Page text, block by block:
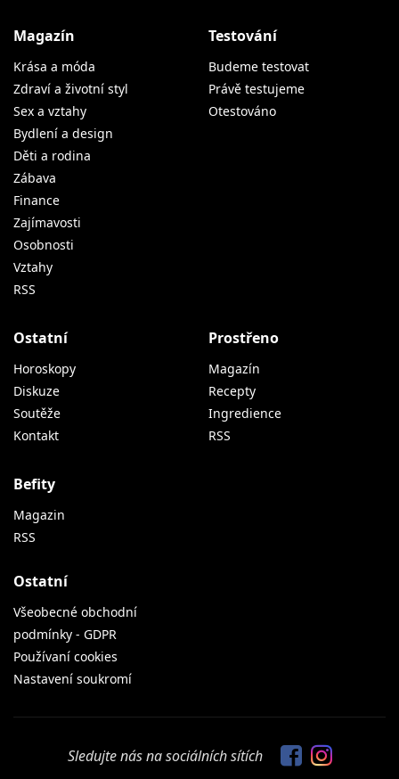
Magazín
Krása a móda
Zdraví a životní styl
Sex a vztahy
Bydlení a design
Děti a rodina
Zábava
Finance
Zajímavosti
Osobnosti
Vztahy
RSS
Testování
Budeme testovat
Právě testujeme
Otestováno
Ostatní
Horoskopy
Diskuze
Soutěže
Kontakt
Prostřeno
Magazín
Recepty
Ingredience
RSS
Befity
Magazin
RSS
Ostatní
Všeobecné obchodní
podmínky - GDPR
Používaní cookies
Nastavení soukromí
Sledujte nás na sociálních sítích